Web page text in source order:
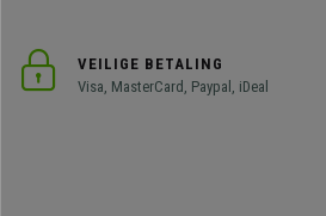
VEILIGE BETALING
Visa, MasterCard, Paypal, iDeal